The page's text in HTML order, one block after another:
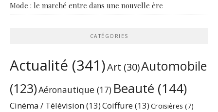
Mode : le marché entre dans une nouvelle ère
CATÉGORIES
Actualité (341)Art (30)Automobile
(123)Aéronautique (17) Beauté (144)
Cinéma / Télévision(13)Coiffure(13) Croisières (7)